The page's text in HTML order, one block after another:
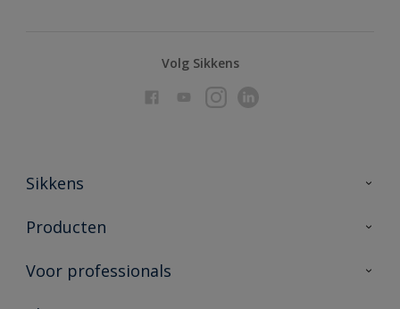
Volg Sikkens
Sikkens
Over Sikkens
Duurzaamheid
Producten
Producten voor binnen
Voor professionals